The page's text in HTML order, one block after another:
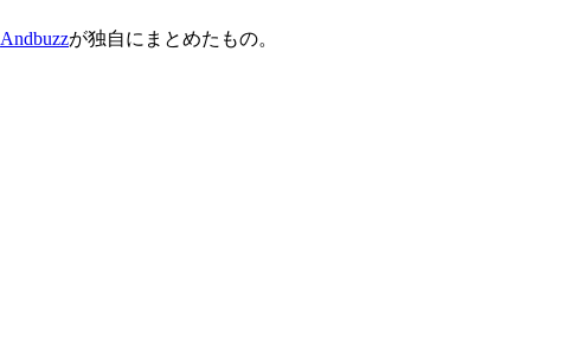
Andbuzzが独自にまとめたもの。